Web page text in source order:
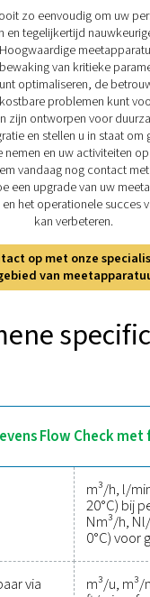
de
van
met
met flens is
debietmeting voor
garandeert een
̋, terwijl het
biedt. Hij is
en levert een
de
oplossing voor